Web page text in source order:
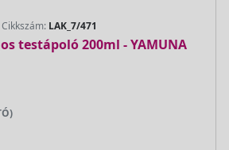
Cikkszám: LAK_7/471
testápoló 200ml - YAMUNA